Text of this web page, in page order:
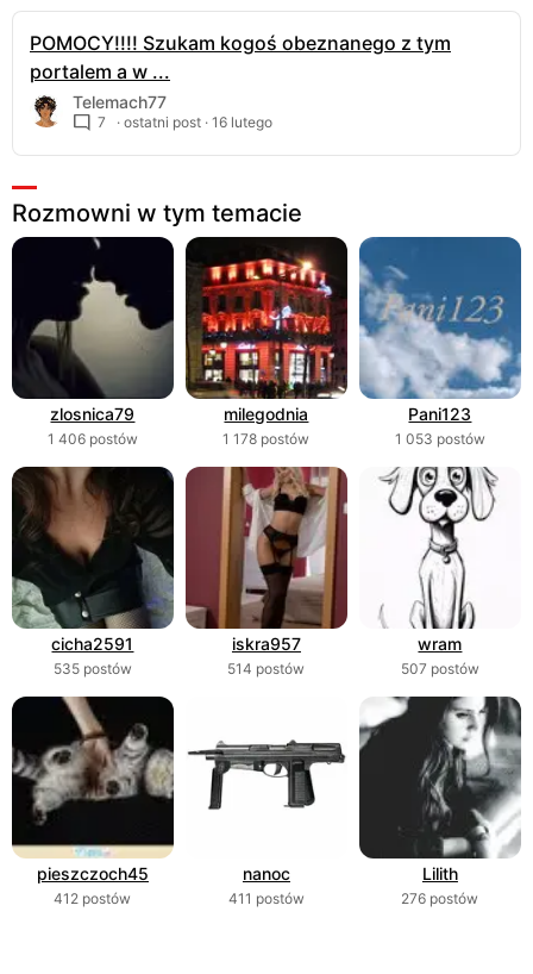
POMOCY!!!! Szukam kogoś obeznanego z tym
portalem a w ...
Telemach77
7 · ostatni post · 16 lutego
Rozmowni w tym temacie
zlosnica79
1 406 postów
milegodnia
1 178 postów
Pani123
1 053 postów
cicha2591
535 postów
iskra957
514 postów
wram
507 postów
pieszczoch45
412 postów
nanoc
411 postów
Lilith
276 postów